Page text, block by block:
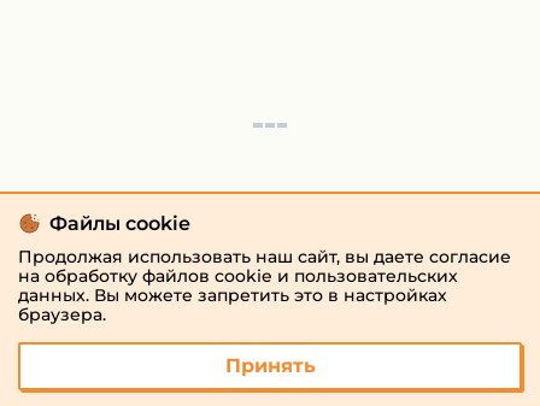
Файлы cookie
Продолжая использовать наш сайт, вы даете согласие
на обработку файлов cookie и пользовательских
данных. Вы можете запретить это в настройках
браузера.
Принять